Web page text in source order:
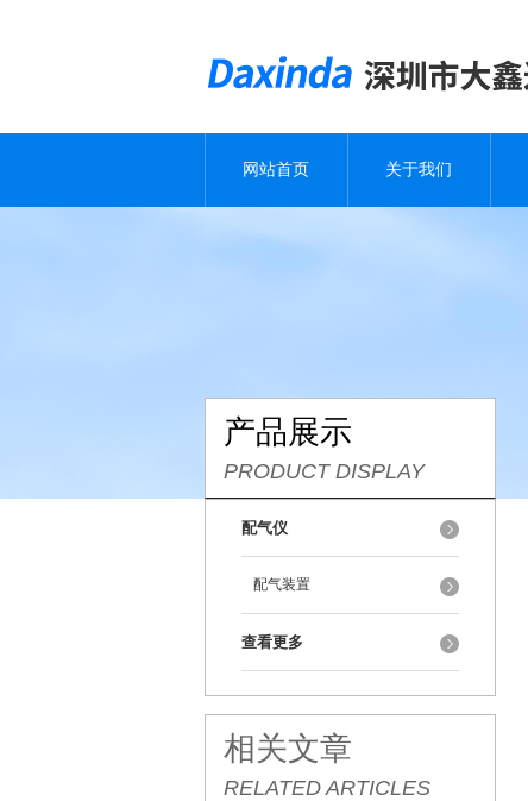
网站首页 关于我们
产品展示
PRODUCT DISPLAY
配气仪
配气装置
查看更多
相关文章
RELATED ARTICLES